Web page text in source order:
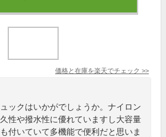
価格と在庫を楽天でチェック >>
ックはいかがでしょうか。ナイロン
性や撥水性に優れていますし大容量
付いていて多機能で便利だと思いま